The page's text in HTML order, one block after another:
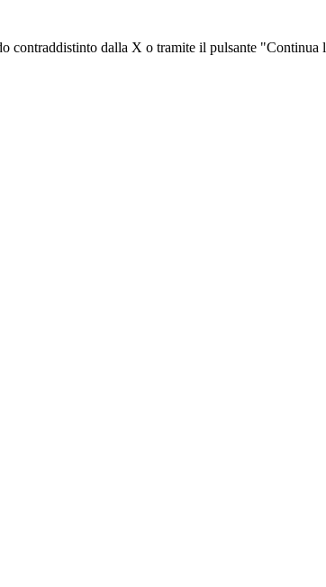
contraddistinto dalla X o tramite il pulsante "Continua